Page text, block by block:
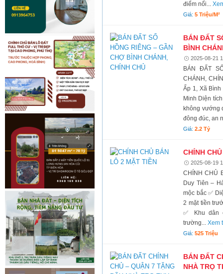
điểm nổi...
Giá:5 Triệu/m²
BÁN ĐẤT
BÌNH
2025-08-21
BÁN ĐẤT
CHÁNH,
Ấp 1, Xã Bình
Minh Diện
không vướng
đông đúc, an
Giá:2.2 Tỷ
CHÍNH
2025-08-19
CHÍNH CHỦ
Duy Tiên –
mộc bắc ✅
2 mặt tiền
✅ Khu dân
trường...Xem
Giá:525 Triệu
BÁN ĐẤT
NHÀ TRỌ